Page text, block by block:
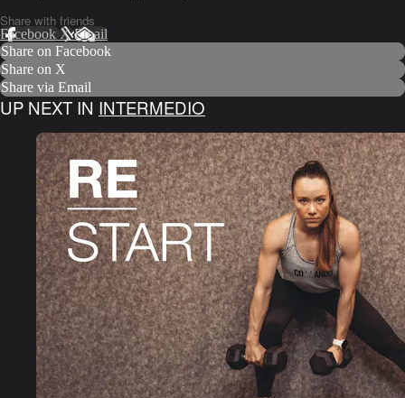
Share with friends
Facebook XEmail
Share on Facebook
Share on X
Share via Email
UP NEXT IN INTERMEDIO